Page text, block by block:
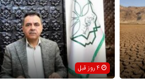
4 روز قبل